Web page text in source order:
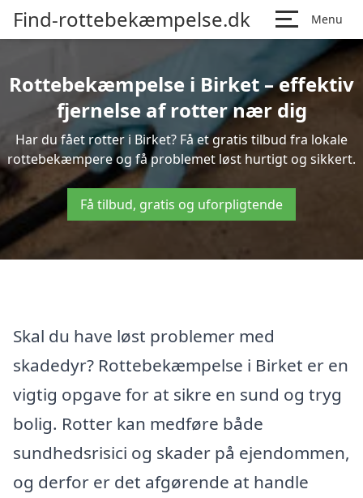
Find-rottebekæmpelse.dk Menu
Rottebekæmpelse i Birket – effektiv
fjernelse af rotter nær dig
Har du fået rotter i Birket? Få et gratis tilbud fra lokale
rottebekæmpere og få problemet løst hurtigt og sikkert.
Få tilbud, gratis og uforpligtende
Skal du have løst problemer med
skadedyr? Rottebekæmpelse i Birket er en
vigtig opgave for at sikre en sund og tryg
bolig. Rotter kan medføre både
sundhedsrisici og skader på ejendommen,
og derfor er det afgørende at handle